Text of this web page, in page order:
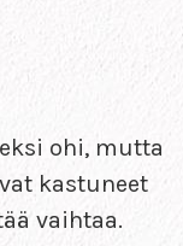
ohi, mutta
kastuneet
vaihtaa.